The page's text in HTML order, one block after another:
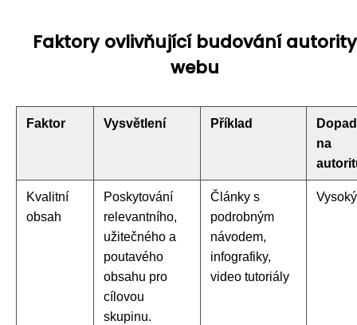
Faktory ovlivňující budování autority
webu
Faktor Vysvětlení Příklad
Dopad
na
Kvalitní
obsah
Poskytování
relevantního,
užitečného a
poutavého
obsahu pro
cílovou
skupinu.
Články s
podrobným
návodem,
infografiky,
video tutoriály
Vysoký